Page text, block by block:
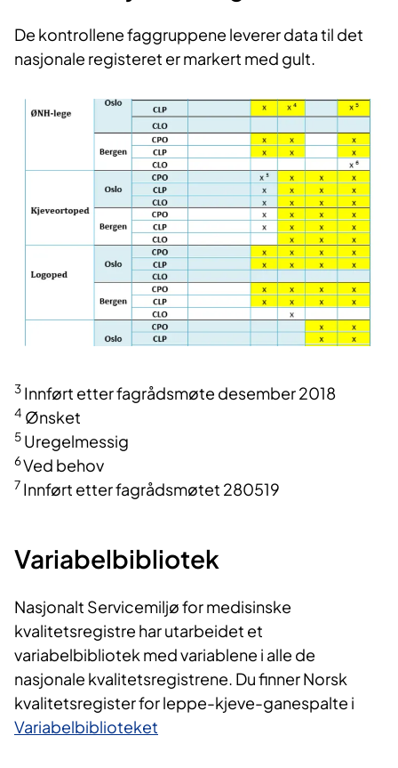
De kontrollene faggruppene leverer data til det
nasjonale registeret er markert med gult.
3 Innført etter fagrådsmøte desember 2018
4 Ønsket
5 Uregelmessig
6Ved behov
7 Innført etter fagrådsmøtet 280519
Variabelbibliotek
Nasjonalt Servicemiljø for medisinske
kvalitetsregistre har utarbeidet et
variabelbibliotek med variablene i alle de
nasjonale kvalitetsregistrene. Du finner Norsk
kvalitetsregister for leppe-kjeve-ganespalte i
Variabelbiblioteket